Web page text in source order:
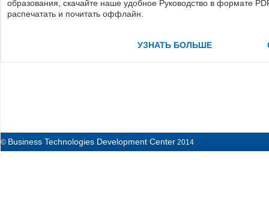
образования, скачайте наше удобное Руководство в формате
распечатать и почитать оффлайн.
УЗНАТЬ БОЛЬШЕ
© Business Technologies Development Center 2014